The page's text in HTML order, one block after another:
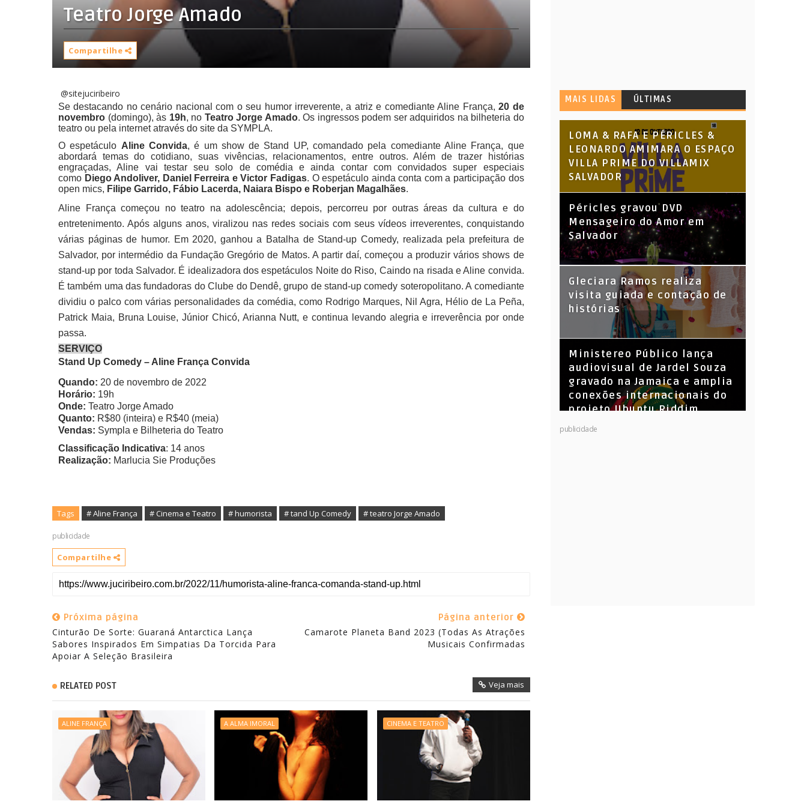
Teatro Jorge Amado
Compartilhe
@sitejuciribeiro
Se destacando no cenário nacional com o seu humor irreverente, a atriz e comediante Aline França,20 de
novembro (domingo), às 19h, no Teatro Jorge Amado. Os ingressos podem ser adquiridos na bilheteria do
teatro ou pela internet através do site da SYMPLA.
O espetáculo Aline Convida, é um show de Stand UP, comandado pela comediante Aline França, que
abordará temas do cotidiano, suas vivências, relacionamentos, entre outros. Além de trazer histórias
engraçadas, Aline vai testar seu solo de comédia e ainda contar com convidados super especiais
como Diego Andoliver, Daniel Ferreira e Victor Fadigas. O espetáculo ainda conta com a participação dos
open mics, Filipe Garrido, Fábio Lacerda, Naiara Bispo e Roberjan Magalhães.
Aline França começou no teatro na adolescência; depois, percorreu por outras áreas da cultura e do
entretenimento. Após alguns anos, viralizou nas redes sociais com seus vídeos irreverentes, conquistando
várias páginas de humor. Em 2020, ganhou a Batalha de Stand-up Comedy, realizada pela prefeitura de
Salvador, por intermédio da Fundação Gregório de Matos. A partir daí, começou a produzir vários shows de
stand-up por toda Salvador. É idealizadora dos espetáculos Noite do Riso, Caindo na risada e Aline convida.
É também uma das fundadoras do Clube do Dendê, grupo de stand-up comedy soteropolitano. A comediante
dividiu o palco com várias personalidades da comédia, como Rodrigo Marques, Nil Agra, Hélio de La Peña,
Patrick Maia, Bruna Louise, Júnior Chicó, Arianna Nutt, e continua levando alegria e irreverência por onde
passa.
SERVIÇO
Stand Up Comedy – Aline França Convida
Quando: 20 de novembro de 2022
Horário: 19h
Onde: Teatro Jorge Amado
Quanto: R$80 (inteira) e R$40 (meia)
Vendas: Sympla e Bilheteria do Teatro
Classificação Indicativa: 14 anos
Realização: Marlucia Sie Produções
Tags # Aline França # Cinema e Teatro # humorista # tand Up Comedy # teatro Jorge Amado
publicidade
Compartilhe
Próxima página
Cinturão De Sorte: Guaraná Antarctica Lança
Sabores Inspirados Em Simpatias Da Torcida Para
Apoiar A Seleção Brasileira
Página anterior
Camarote Planeta Band 2023 (todas As Atrações
Musicais Confirmadas
RELATED POST Veja mais
ALINE FRANÇA A ALMA IMORAL CINEMA E TEATRO
MAIS LIDAS ÚLTIMAS
LOMA & RAFA E PÉRICLES &
LEONARDO AMIMARA O ESPAÇO
VILLA PRIME DO VILLAMIX
SALVADOR
Péricles gravou DVD
Mensageiro do Amor em
Salvador
KL Jay (Racionais MC’s), DJ
Raíz e DJ Leandro Vitrola na
BIGSHAKE 14
Gleciara Ramos realiza
visita guiada e contação de
histórias
​Ministereo Público lança
audiovisual de Jardel Souza
gravado na Jamaica e amplia
conexões internacionais do
projeto Ubuntu Riddim
publicidade